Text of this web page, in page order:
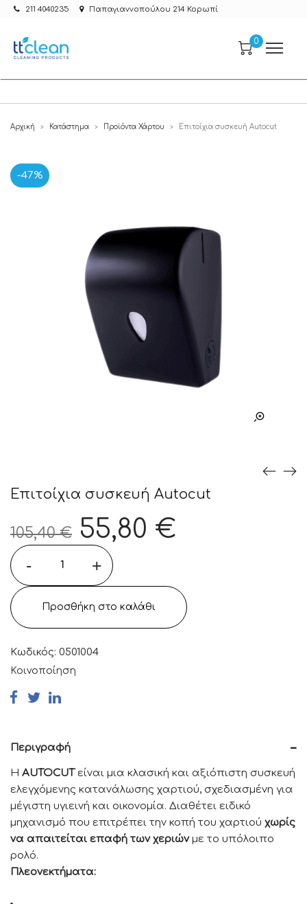
211 4040235 Παπαγιαννοπούλου 214 Κορωπί
0
Αρχική > Κατάστημα > Προϊόντα Χάρτου > Επιτοίχια συσκευή Autocut
-47%
Επιτοίχια συσκευή Autocut
105,40€ Original
Τιμή
was:
105,40 €.
55,80 €
τιμή
είναι:
55,80 €.
- +
Προσθήκη στο καλάθι
Κωδικός: 0501004
Κοινοποίηση
Περιγραφή
Η AUTOCUTείναι μια κλασική και αξιόπιστη συσκευή
ελεγχόμενης κατανάλωσης χαρτιού, σχεδιασμένη για
μέγιστη υγιεινή και οικονομία. Διαθέτει ειδικό
μηχανισμό που επιτρέπει την κοπή του χαρτιού χωρίς
να απαιτείται επαφή των χεριώνμε το υπόλοιπο
ρολό.
Πλεονεκτήματα: